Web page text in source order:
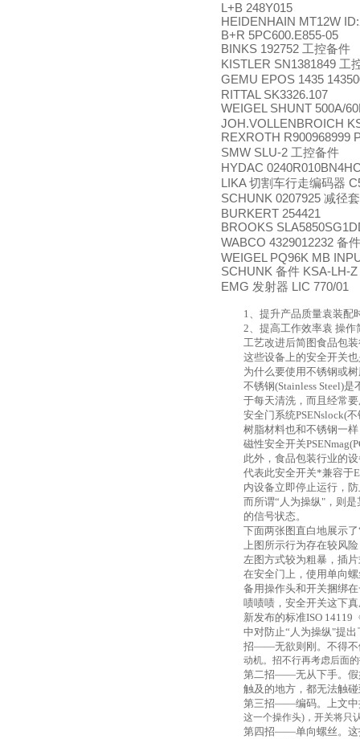
L+B 248Y015
HEIDENHAIN MT12W
B+R 5PC600.E855-05
BINKS 192752 工控备件
KISTLER SN1381849 工
GEMU EPOS 1435
RITTAL SK3326.107
WEIGEL SHUNT 500A/
JOH.VOLLENBROICH
REXROTH R900968999
SMW SLU-2 工控备件
HYDAC
LIKA切割车行走编码器
SCHUNK 0207925 减径套
BURKERT 254421
BROOKS
WABCO 4329012232 备件
WEIGEL PQ96K MB
SCHUNK 备件 KSA-LH-
EMG 发射器 LIC 770/01
1、提升产品质量袁装配
2、提高工作效率袁 操
工艺改进后简图食品包
这些设备上的安全开关
为什么要使用不锈钢或
不锈钢(Stainless Steel)是
于每天清洗，而且经常
安全门系统PSENslock(不
树脂材料也和不锈钢一
磁性安全开关
此外，食品包装行业的
代表此安全开关*兼容于
内设备立即停止运行，
而所谓“人为操纵"，则
的信号状态。
下面两张图直白地展示
上图所示行为存在较风
左图方式较为粗暴，插
在安全门上，使用单向
备用操作头和开关捆绑
啧啧啧，安全开关这下
新发布的标准ISO 14119
中对防止“人为操纵"提
招——无欲则刚。不得不
动机。招不行再考虑后面
第二招——无从下手。假
触及的地方，都无法触
第三招——编码。上文中
这一个操作头)，开关将只
第四招——单向螺丝。这